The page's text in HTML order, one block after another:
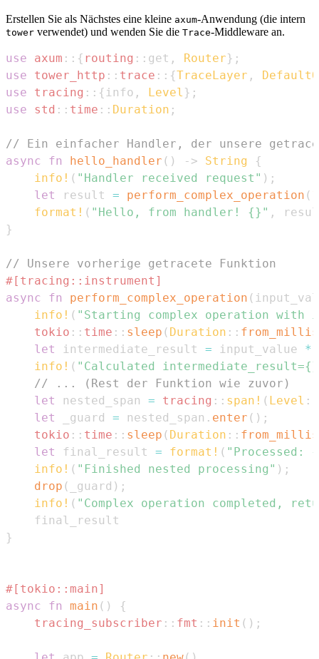
Erstellen Sie als Nächstes eine kleine axum-Anwendung (die intern
tower verwendet) und wenden Sie die Trace-Middleware an.
use axum :: { routing :: get , Router} ;
use
tower_http :: trace :: {TraceLayer ,
use
tracing :: { info , Level } ;
use
std :: time :: Duration ;
// Ein einfacher Handler, der unsere
async
fn hello_handler ( ) -> String
{
info! ( "Handler received request" ) ;
let
result = perform_complex_operation (
format! ( "Hello, from handler! {}" ,
}
// Unsere vorherige getracete Funktion
#[tracing::instrument]
async
fn perform_complex_operation (
info! ( "Starting complex operation with
tokio :: time :: sleep ( Duration :: from_millis
let
intermediate_result = input_value *
info! ( "Calculated
// ... (Rest der Funktion wie zuvor)
let
nested_span = tracing :: span! ( Level ::
let
_guard = nested_span . enter ( ) ;
tokio :: time :: sleep ( Duration :: from_millis
let
final_result = format! ( "Processed:
info! ( "Finished nested processing" ) ;
drop ( _guard ) ;
info! ( "Complex operation completed,
}
#[tokio::main]
async
fn main ( )
{
tracing_subscriber :: fmt :: init ( ) ;